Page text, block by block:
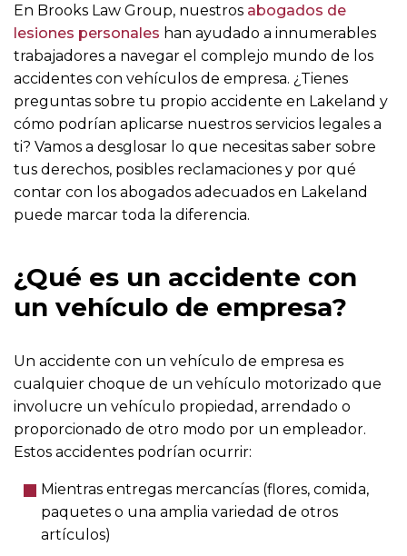
En Brooks Law Group, nuestros abogados de
lesiones personales han ayudado a innumerables
trabajadores a navegar el complejo mundo de los
accidentes con vehículos de empresa. ¿Tienes
preguntas sobre tu propio accidente en Lakeland y
cómo podrían aplicarse nuestros servicios legales a
ti? Vamos a desglosar lo que necesitas saber sobre
tus derechos, posibles reclamaciones y por qué
contar con los abogados adecuados en Lakeland
puede marcar toda la diferencia.
¿Qué es un accidente con
un vehículo de empresa?
Un accidente con un vehículo de empresa es
cualquier choque de un vehículo motorizado que
involucre un vehículo propiedad, arrendado o
proporcionado de otro modo por un empleador.
Estos accidentes podrían ocurrir:
Mientras entregas mercancías (flores, comida,
paquetes o una amplia variedad de otros
artículos)